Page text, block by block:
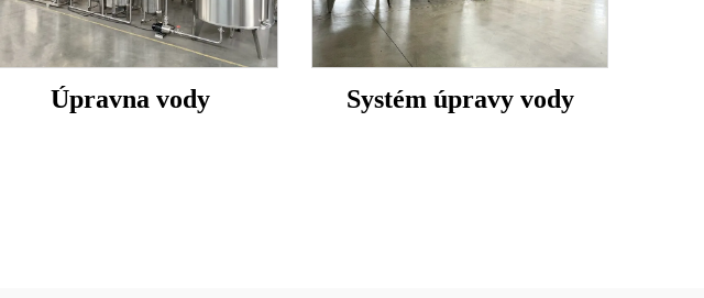
Úpravna vody Systém úpravy vody